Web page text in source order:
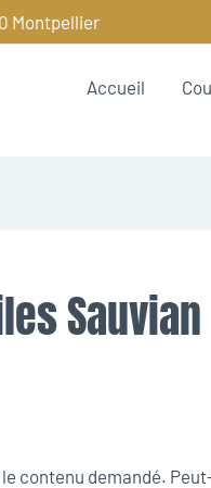
Montpellier
Accueil
Sauvian
contenu demandé.